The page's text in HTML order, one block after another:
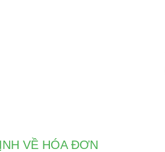
VỀ HÓA ĐƠN